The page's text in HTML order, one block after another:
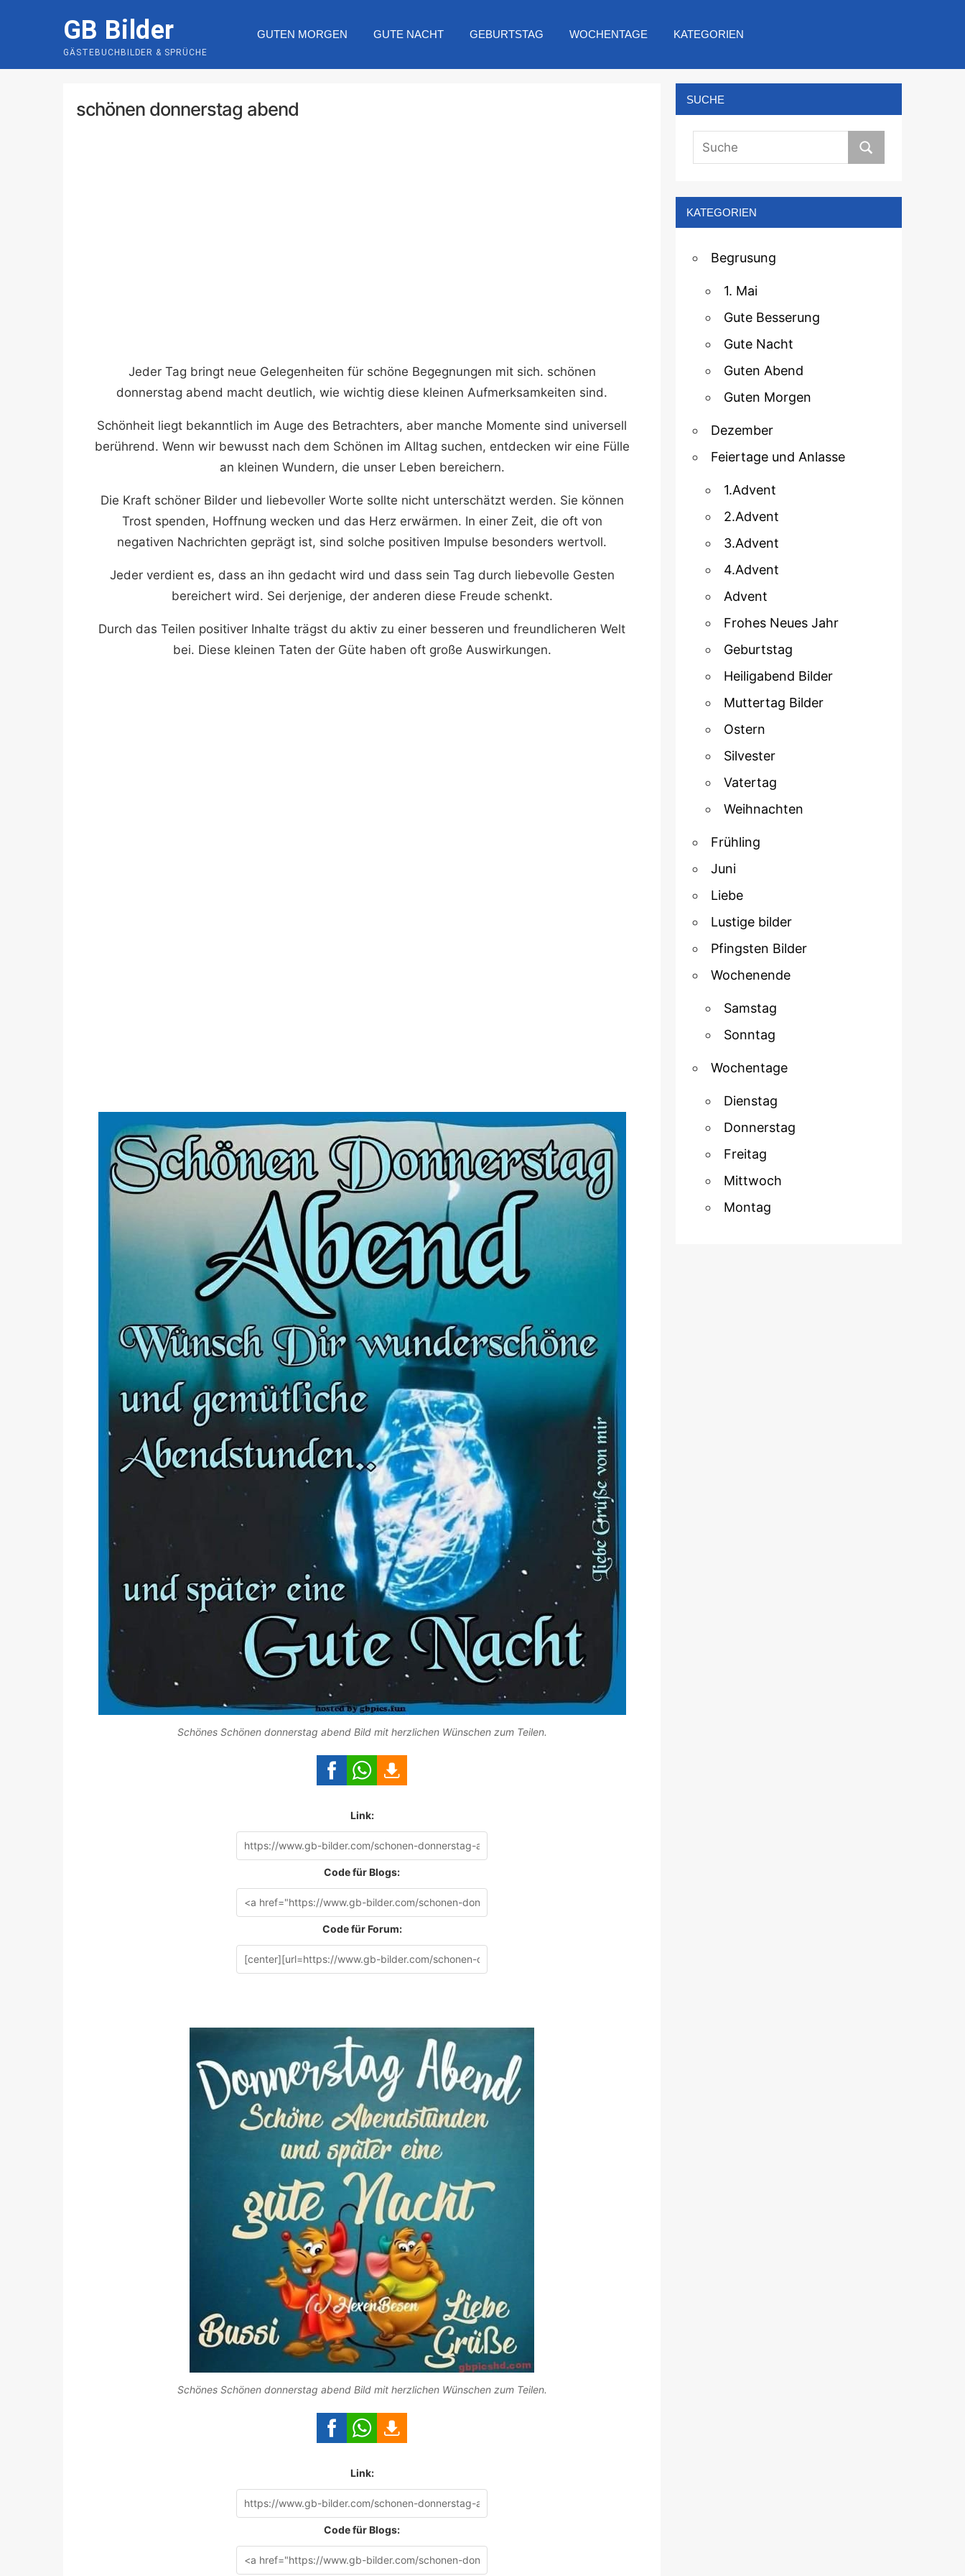
GB Bilder
GÄSTEBUCHBILDER & SPRÜCHE
GUTEN MORGEN GUTE NACHT GEBURTSTAG WOCHENTAGE KATEGORIEN
schönen donnerstag abend
Jeder Tag bringt neue Gelegenheiten für schöne Begegnungen mit sich. schönen
donnerstag abend macht deutlich, wie wichtig diese kleinen Aufmerksamkeiten sind.
Schönheit liegt bekanntlich im Auge des Betrachters, aber manche Momente sind universell
berührend. Wenn wir bewusst nach dem Schönen im Alltag suchen, entdecken wir eine Fülle
an kleinen Wundern, die unser Leben bereichern.
Die Kraft schöner Bilder und liebevoller Worte sollte nicht unterschätzt werden. Sie können
Trost spenden, Hoffnung wecken und das Herz erwärmen. In einer Zeit, die oft von
negativen Nachrichten geprägt ist, sind solche positiven Impulse besonders wertvoll.
Jeder verdient es, dass an ihn gedacht wird und dass sein Tag durch liebevolle Gesten
bereichert wird. Sei derjenige, der anderen diese Freude schenkt.
Durch das Teilen positiver Inhalte trägst du aktiv zu einer besseren und freundlicheren Welt
bei. Diese kleinen Taten der Güte haben oft große Auswirkungen.
Schönes Schönen donnerstag abend Bild mit herzlichen Wünschen zum Teilen.
Link:
Code für Blogs:
Code für Forum:
Schönes Schönen donnerstag abend Bild mit herzlichen Wünschen zum Teilen.
Link:
Code für Blogs:
SUCHE
KATEGORIEN
Begrusung
1. Mai
Gute Besserung
Gute Nacht
Guten Abend
Guten Morgen
Dezember
Feiertage und Anlasse
1.Advent
2.Advent
3.Advent
4.Advent
Advent
Frohes Neues Jahr
Geburtstag
Heiligabend Bilder
Muttertag Bilder
Ostern
Silvester
Vatertag
Weihnachten
Frühling
Juni
Liebe
Lustige bilder
Pfingsten Bilder
Wochenende
Samstag
Sonntag
Wochentage
Dienstag
Donnerstag
Freitag
Mittwoch
Montag